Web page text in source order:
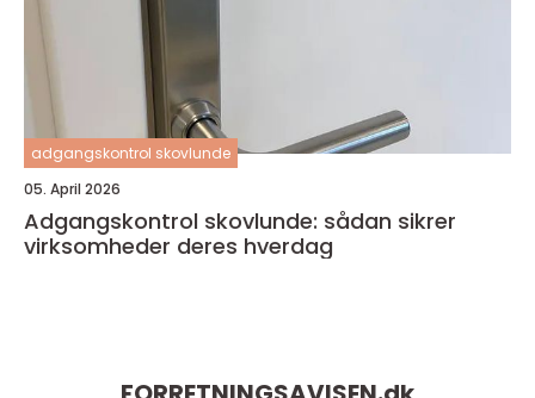
adgangskontrol skovlunde
05. April 2026
Adgangskontrol skovlunde: sådan sikrer
virksomheder deres hverdag